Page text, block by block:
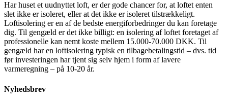
Har huset et uudnyttet loft, er der gode chancer for, at loftet enten
slet ikke er isoleret, eller at det ikke er isoleret tilstrækkeligt.
Loftisolering er en af de bedste energiforbedringer du kan foretage
dig. Til gengæld er det ikke billigt: en isolering af loftet foretaget af
professionelle kan nemt koste mellem 15.000-70.000 DKK. Til
gengæld har en loftisolering typisk en tilbagebetalingstid – dvs. tid
før investeringen har tjent sig selv hjem i form af lavere
varmeregning – på 10-20 år.
Nyhedsbrev